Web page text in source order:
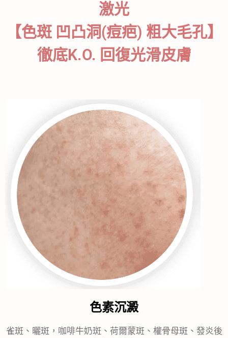
激光
【色斑 凹凸洞(痘疤) 粗大毛孔】
徹底K.O. 回復光滑皮膚
​色素沉澱
雀斑、曬斑，咖啡牛奶斑、荷爾蒙斑、權骨母斑、發炎後